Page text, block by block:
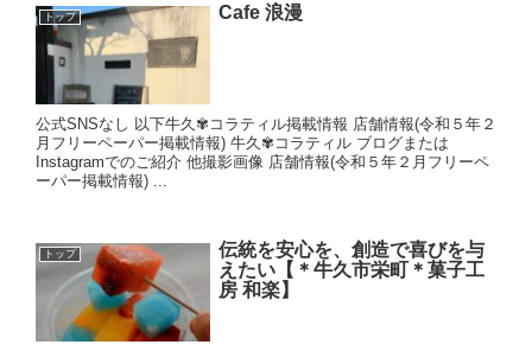
トップ Cafe 浪漫
公式SNSなし 以下牛久✾コラティル掲載情報 店舗情報(令和５年２
月フリーペーパー掲載情報) 牛久✾コラティル ブログまたは
Instagramでのご紹介 他撮影画像 店舗情報(令和５年２月フリーペ
ーパー掲載情報) ...
トップ
伝統を安心を、創造で喜びを与
えたい【＊牛久市栄町＊菓子工
房 和楽】